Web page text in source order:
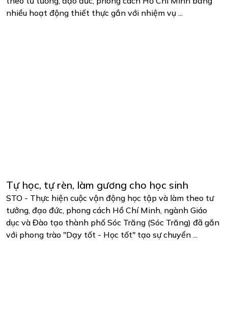
nhiều hoạt động thiết thực gắn với nhiệm vụ ...
Tự học, tự rèn, làm gương cho học sinh
STO - Thực hiện cuộc vận động học tập và làm theo tư
tưởng, đạo đức, phong cách Hồ Chí Minh, ngành Giáo
dục và Đào tạo thành phố Sóc Trăng (Sóc Trăng) đã gắn
với phong trào "Dạy tốt - Học tốt" tạo sự chuyển ...